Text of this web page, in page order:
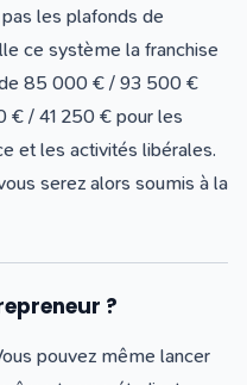
les plafonds de
ce système la franchise
de 85 000 € / 93 500 €
€ / 41 250 € pour les
et les activités libérales.
serez alors soumis à la
?
pouvez même lancer